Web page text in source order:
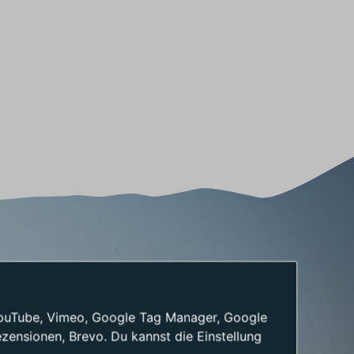
Vimeo, Google Tag Manager, Google
Brevo. Du kannst die Einstellung